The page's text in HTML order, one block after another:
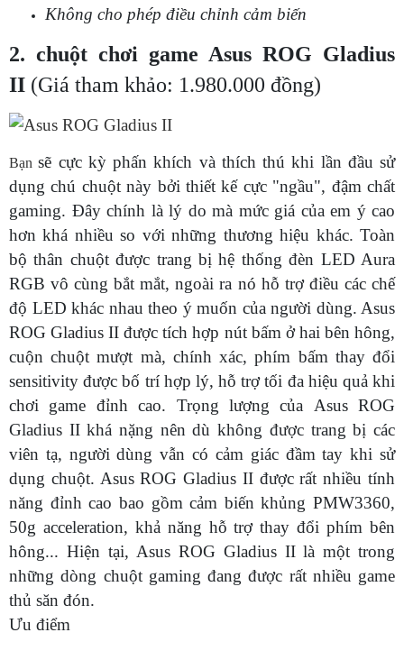
Không cho phép điều chỉnh cảm biến
2. chuột chơi game Asus ROG Gladius
II (Giá tham khảo: 1.980.000 đồng)
Bạnsẽ cực kỳ phấn khích và thích thú khi lần đầu sử
dụng chú chuột này bởi thiết kế cực "ngầu", đậm chất
gaming. Đây chính là lý do mà mức giá của em ý cao
hơn khá nhiều so với những thương hiệu khác. Toàn
bộ thân chuột được trang bị hệ thống đèn LED Aura
RGB vô cùng bắt mắt, ngoài ra nó hỗ trợ điều các chế
độ LED khác nhau theo ý muốn của người dùng. Asus
ROG Gladius II được tích hợp nút bấm ở hai bên hông,
cuộn chuột mượt mà, chính xác, phím bấm thay đổi
sensitivity được bố trí hợp lý, hỗ trợ tối đa hiệu quả khi
chơi game đỉnh cao. Trọng lượng của Asus ROG
Gladius II khá nặng nên dù không được trang bị các
viên tạ, người dùng vẫn có cảm giác đầm tay khi sử
dụng chuột. Asus ROG Gladius II được rất nhiều tính
năng đỉnh cao bao gồm cảm biến khủng PMW3360,
50g acceleration, khả năng hỗ trợ thay đổi phím bên
hông... Hiện tại, Asus ROG Gladius II là một trong
những dòng chuột gaming đang được rất nhiều game
thủ săn đón.
Ưu điểm